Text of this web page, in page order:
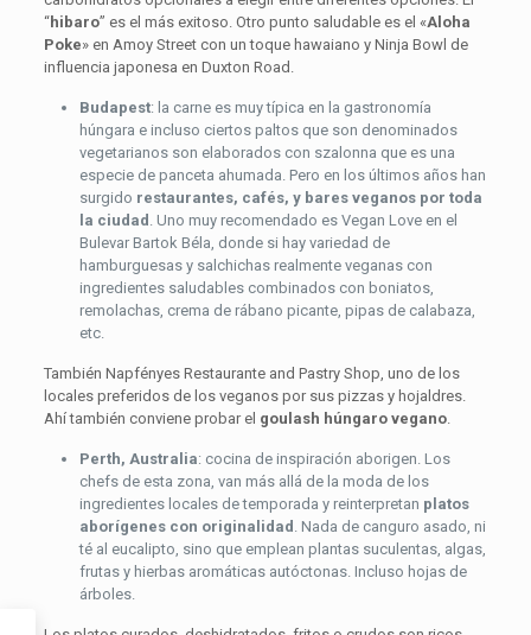
“hibaro” es el más exitoso. Otro punto saludable es el «Aloha
Poke» en Amoy Street con un toque hawaiano y Ninja Bowl de
influencia japonesa en Duxton Road.
Budapest: la carne es muy típica en la gastronomía
húngara e incluso ciertos paltos que son denominados
vegetarianos son elaborados con szalonna que es una
especie de panceta ahumada. Pero en los últimos años han
surgido restaurantes, cafés, y bares veganos por toda
la ciudad . Uno muy recomendado es Vegan Love en el
Bulevar Bartok Béla, donde si hay variedad de
hamburguesas y salchichas realmente veganas con
ingredientes saludables combinados con boniatos,
remolachas, crema de rábano picante, pipas de calabaza,
etc.
También Napfényes Restaurante and Pastry Shop, uno de los
locales preferidos de los veganos por sus pizzas y hojaldres.
Ahí también conviene probar el goulash húngaro vegano.
Perth, Australia: cocina de inspiración aborigen. Los
chefs de esta zona, van más allá de la moda de los
ingredientes locales de temporada y reinterpretan platos
aborígenes con originalidad . Nada de canguro asado, ni
té al eucalipto, sino que emplean plantas suculentas, algas,
frutas y hierbas aromáticas autóctonas. Incluso hojas de
árboles.